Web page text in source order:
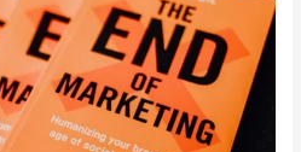
בקמפיין
שיווק
דיגיטלי